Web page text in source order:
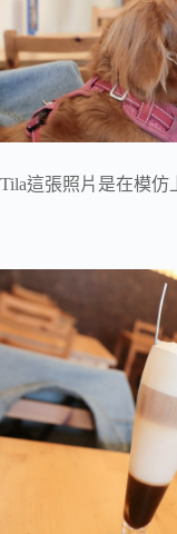
Tila這張照片是在模仿